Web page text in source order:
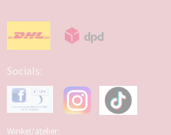
Socials:
Winkel/atelier: